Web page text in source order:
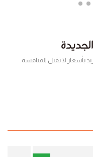
الجديدة
بأسعار لا تقبل المنافسة.